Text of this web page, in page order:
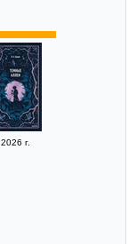
2026 г.